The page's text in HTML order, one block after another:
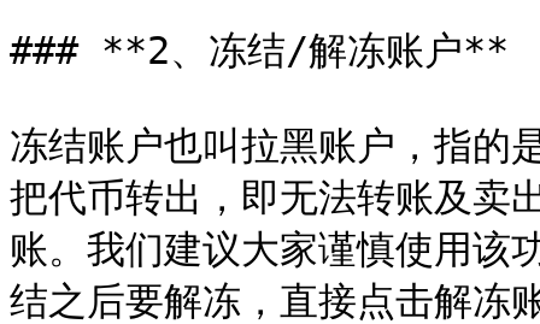
### **2、冻结/解冻账户**
冻结账户也叫拉黑账户，指的
把代币转出，即无法转账及卖
账。我们建议大家谨慎使用该
结之后要解冻，直接点击解冻